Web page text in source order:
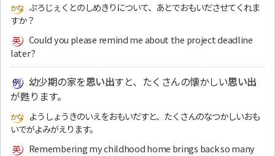
ぷろじぇくとのしめきりについて、あとでおもいださせてくれま
すか？
Could you please remind me about the project deadline
later?
幼少期の家を思い出すと、たくさんの懐かしい思い出
が甦ります。
ようしょうきのいえをおもいだすと、たくさんのなつかしいおも
いでがよみがえります。
Remembering my childhood home brings back so many